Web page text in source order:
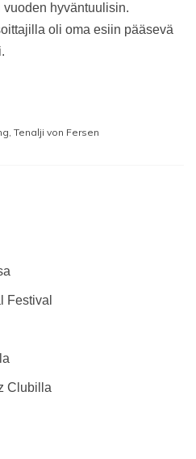
hyväntuulisin.
oli oma esiin pääsevä
, Tenalji von Fersen
Festival
Clubilla